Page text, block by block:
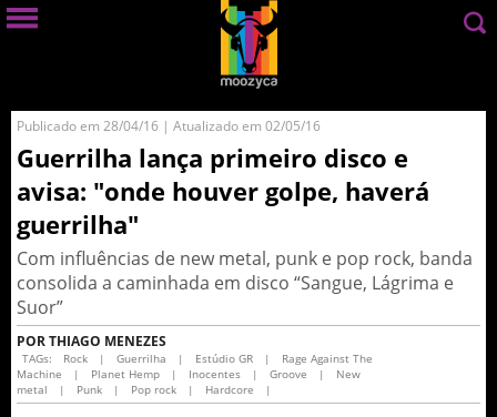
Publicado em 28/04/16 | Atualizado em 02/05/16
Guerrilha lança primeiro disco e
avisa: "onde houver golpe, haverá
guerrilha"
Com influências de new metal, punk e pop rock, banda
consolida a caminhada em disco “Sangue, Lágrima e
Suor”
POR THIAGO MENEZES
TAGs: Rock | Guerrilha | Estúdio GR |
Rage Against The
Machine
| Planet Hemp | Inocentes | Groove |
New
metal
| Punk | Pop rock | Hardcore |